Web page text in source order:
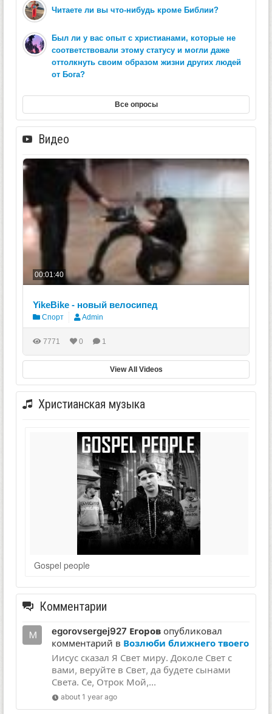
Читаете ли вы что-нибудь кроме Библии?
Был ли у вас опыт с христианами, которые не
соответствовали этому статусу и могли даже
оттолкнуть своим образом жизни других людей
от Бога?
Все опросы
Видео
00:01:40
YikeBike - новый велосипед
Спорт Admin
7771 0 1
View All Videos
Христианская музыка
Gospel people
Комментарии
egorovsergej927 Егоров опубликовал
комментарий в Возлюби ближнего твоего
Иисус сказал Я Свет миру. Доколе Свет с
вами, веруйте в Свет, да будете сынами
Света. Се, Отрок Мой,...
about 1 year ago